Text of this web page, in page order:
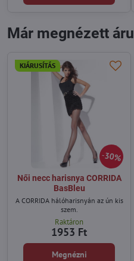
Már megnézett áru
30%
KIÁRUSÍTÁS
Női necc harisnya CORRIDA
BasBleu
A CORRIDA hálóharisnyán az ún kis
szem.
Raktáron
1953 Ft
Megnézni